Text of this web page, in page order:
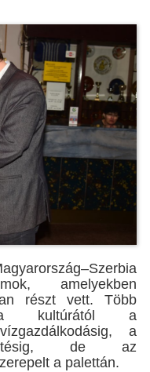
amelyekben
részt vett. Több
a kultúrától a
a
de az
a palettán.